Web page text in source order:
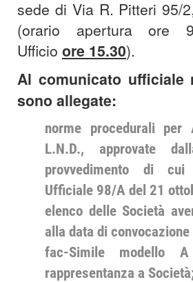
sede di Via R. Pitteri 95/
(orario apertura ore
Ufficio ore 15.30).
Al comunicato ufficiale
sono allegate:
norme procedurali per
L.N.D., approvate
provvedimento di
Ufficiale 98/A del 21
elenco delle Società
alla data di convocazione
fac-Simile modello
rappresentanza a